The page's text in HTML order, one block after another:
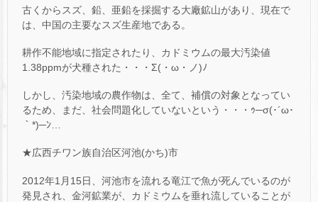
古くからスズ、鉛、亜鉛を採掘する大廠鉱山があり、現在で
は、中国の主要なスズ生産地である。
耕作不能地域に指定されたり、カドミウムの最大汚染値
1.38ppmが犬種された・・・Σ(・ω・ノ)ﾉ
しかし、汚染地域の農作物は、全て、補償の対象となってい
るため、まだ、社会問題化していないという・・・ｩ─σ(･´ω･
｀*)─ﾝ…
★広西チワン族自治区河池(かち)市
2012年1月15日、河池市を流れる竜江で魚が死んでいるのが
発見され、金河鉱業が、カドミウムを垂れ流していることが